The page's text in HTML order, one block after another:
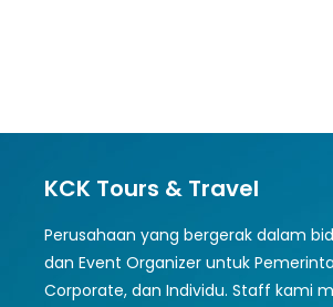
KCK Tours & Travel
Perusahaan yang bergerak dalam
dan Event Organizer untuk
Corporate, dan Individu. Staff kami